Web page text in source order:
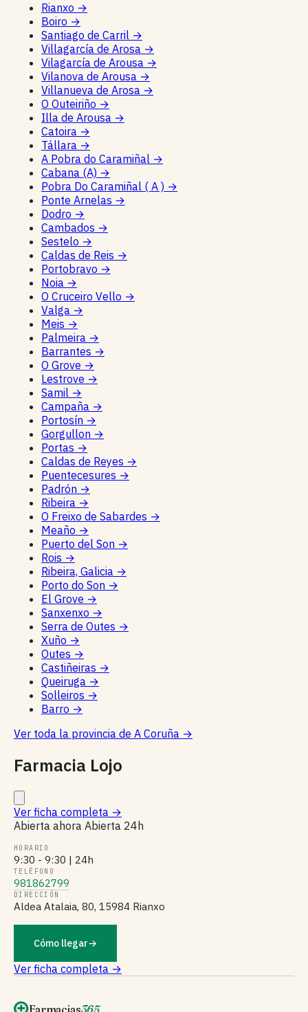
Rianxo →
Boiro →
Santiago de Carril →
Villagarcía de Arosa →
Vilagarcía de Arousa →
Vilanova de Arousa →
Villanueva de Arosa →
O Outeiriño →
Illa de Arousa →
Catoira →
Tállara →
A Pobra do Caramiñal →
Cabana (A) →
Pobra Do Caramiñal ( A ) →
Ponte Arnelas →
Dodro →
Cambados →
Sestelo →
Caldas de Reis →
Portobravo →
Noia →
O Cruceiro Vello →
Valga →
Meis →
Palmeira →
Barrantes →
O Grove →
Lestrove →
Samil →
Campaña →
Portosín →
Gorgullon →
Portas →
Caldas de Reyes →
Puentecesures →
Padrón →
Ribeira →
O Freixo de Sabardes →
Meaño →
Puerto del Son →
Rois →
Ribeira, Galicia →
Porto do Son →
El Grove →
Sanxenxo →
Serra de Outes →
Xuño →
Outes →
Castiñeiras →
Queiruga →
Solleiros →
Barro →
Ver toda la provincia de A Coruña →
Farmacia Lojo
Ver ficha completa →
Abierta ahora Abierta 24h
HORARIO
9:30 - 9:30 | 24h
TELÉFONO
981862799
DIRECCIÓN
Aldea Atalaia, 80, 15984 Rianxo
Cómo llegar→
Ver ficha completa →